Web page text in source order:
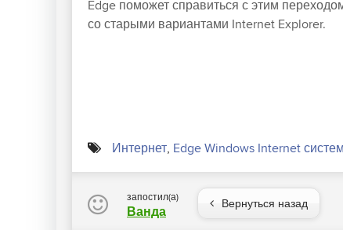
Edge поможет справиться с этим
со старыми вариантами Internet Explorer.
Интернет, Edge Windows Internet
запостил(а)
Ванда
Вернуться назад